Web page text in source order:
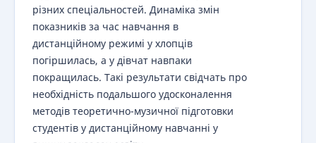
різних спеціальностей. Динаміка змін
показників за час навчання в
дистанційному режимі у хлопців
погіршилась, а у дівчат навпаки
покращилась. Такі результати свідчать про
необхідність подальшого удосконалення
методів теоретично-музичної підготовки
студентів у дистанційному навчанні у